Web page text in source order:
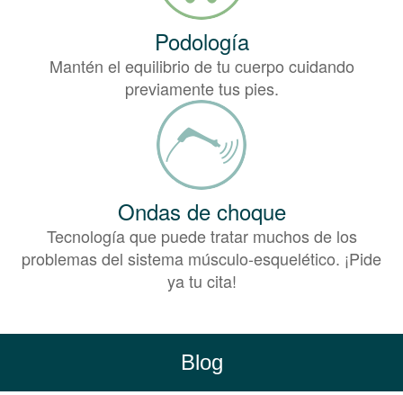
Podología
Mantén el equilibrio de tu cuerpo cuidando
previamente tus pies.
Ondas de choque
Tecnología que puede tratar muchos de los
problemas del sistema músculo-esquelético. ¡Pide
ya tu cita!
Blog